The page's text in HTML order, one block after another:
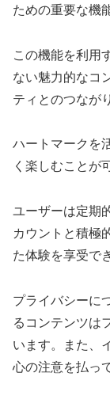
ための重要な機
この機能を利用
ない魅力的なコ
ティとのつなが
ハートマークを
く楽しむことが
ユーザーは定期
カウントと積極
た体験を享受で
プライバシーに
るコンテンツは
います。また、
心の注意を払っ